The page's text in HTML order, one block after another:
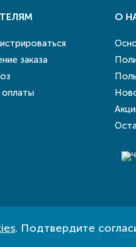
. Подтвердите
заказа
О